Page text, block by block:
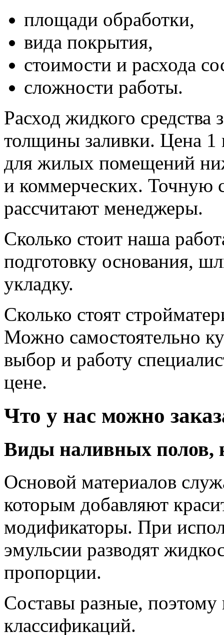
площади обработки,
вида покрытия,
стоимости и расхода
сложности работы.
Расход жидкого средства
толщины заливки. Цена
для жилых помещений
и коммерческих. Точную
рассчитают менеджеры.
Сколько стоит наша
подготовку основания,
укладку.
Сколько стоят
Можно самостоятельно
выбор и работу
цене.
Что у нас можно
Виды наливных полов,
Основой материалов
которым добавляют
модификаторы. При
эмульсии разводят
пропорции.
Составы разные,
классификаций.